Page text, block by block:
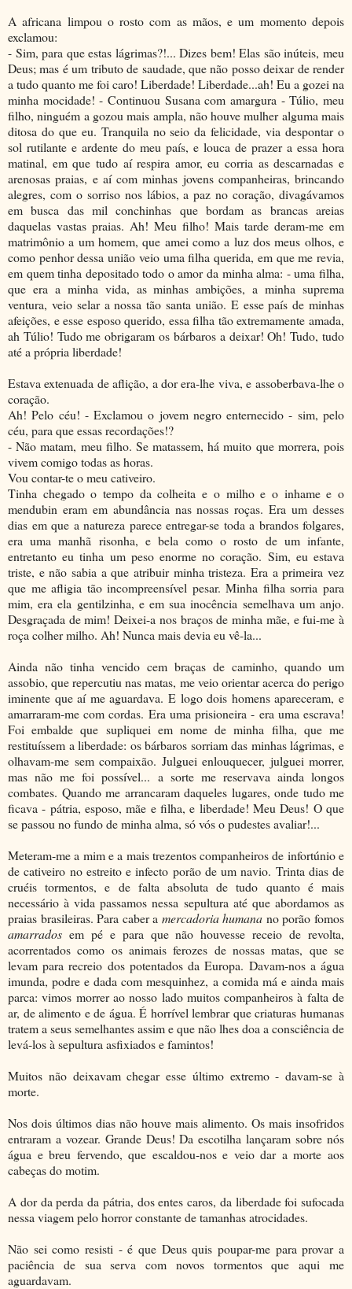
A africana limpou o rosto com as mãos, e um momento depois
exclamou:
- Sim, para que estas lágrimas?!... Dizes bem! Elas são inúteis, meu
Deus; mas é um tributo de saudade, que não posso deixar de render
a tudo quanto me foi caro! Liberdade! Liberdade...ah! Eu a gozei na
minha mocidade! - Continuou Susana com amargura - Túlio, meu
filho, ninguém a gozou mais ampla, não houve mulher alguma mais
ditosa do que eu. Tranquila no seio da felicidade, via despontar o
sol rutilante e ardente do meu país, e louca de prazer a essa hora
matinal, em que tudo aí respira amor, eu corria as descarnadas e
arenosas praias, e aí com minhas jovens companheiras, brincando
alegres, com o sorriso nos lábios, a paz no coração, divagávamos
em busca das mil conchinhas que bordam as brancas areias
daquelas vastas praias. Ah! Meu filho! Mais tarde deram-me em
matrimônio a um homem, que amei como a luz dos meus olhos, e
como penhor dessa união veio uma filha querida, em que me revia,
em quem tinha depositado todo o amor da minha alma: - uma filha,
que era a minha vida, as minhas ambições, a minha suprema
ventura, veio selar a nossa tão santa união. E esse país de minhas
afeições, e esse esposo querido, essa filha tão extremamente amada,
ah Túlio! Tudo me obrigaram os bárbaros a deixar! Oh! Tudo, tudo
até a própria liberdade!
Estava extenuada de aflição, a dor era-lhe viva, e assoberbava-lhe o
coração.
Ah! Pelo céu! - Exclamou o jovem negro enternecido - sim, pelo
céu, para que essas recordações!?
- Não matam, meu filho. Se matassem, há muito que morrera, pois
vivem comigo todas as horas.
Vou contar-te o meu cativeiro.
Tinha chegado o tempo da colheita e o milho e o inhame e o
mendubin eram em abundância nas nossas roças. Era um desses
dias em que a natureza parece entregar-se toda a brandos folgares,
era uma manhã risonha, e bela como o rosto de um infante,
entretanto eu tinha um peso enorme no coração. Sim, eu estava
triste, e não sabia a que atribuir minha tristeza. Era a primeira vez
que me afligia tão incompreensível pesar. Minha filha sorria para
mim, era ela gentilzinha, e em sua inocência semelhava um anjo.
Desgraçada de mim! Deixei-a nos braços de minha mãe, e fui-me à
roça colher milho. Ah! Nunca mais devia eu vê-la...
Ainda não tinha vencido cem braças de caminho, quando um
assobio, que repercutiu nas matas, me veio orientar acerca do perigo
iminente que aí me aguardava. E logo dois homens apareceram, e
amarraram-me com cordas. Era uma prisioneira - era uma escrava!
Foi embalde que supliquei em nome de minha filha, que me
restituíssem a liberdade: os bárbaros sorriam das minhas lágrimas, e
olhavam-me sem compaixão. Julguei enlouquecer, julguei morrer,
mas não me foi possível... a sorte me reservava ainda longos
combates. Quando me arrancaram daqueles lugares, onde tudo me
ficava - pátria, esposo, mãe e filha, e liberdade! Meu Deus! O que
se passou no fundo de minha alma, só vós o pudestes avaliar!...
Meteram-me a mim e a mais trezentos companheiros de infortúnio e
de cativeiro no estreito e infecto porão de um navio. Trinta dias de
cruéis tormentos, e de falta absoluta de tudo quanto é mais
necessário à vida passamos nessa sepultura até que abordamos as
praias brasileiras. Para caber a mercadoria humana no porão fomos
amarrados em pé e para que não houvesse receio de revolta,
acorrentados como os animais ferozes de nossas matas, que se
levam para recreio dos potentados da Europa. Davam-nos a água
imunda, podre e dada com mesquinhez, a comida má e ainda mais
parca: vimos morrer ao nosso lado muitos companheiros à falta de
ar, de alimento e de água. É horrível lembrar que criaturas humanas
tratem a seus semelhantes assim e que não lhes doa a consciência de
levá-los à sepultura asfixiados e famintos!
Muitos não deixavam chegar esse último extremo - davam-se à
morte.
Nos dois últimos dias não houve mais alimento. Os mais insofridos
entraram a vozear. Grande Deus! Da escotilha lançaram sobre nós
água e breu fervendo, que escaldou-nos e veio dar a morte aos
cabeças do motim.
A dor da perda da pátria, dos entes caros, da liberdade foi sufocada
nessa viagem pelo horror constante de tamanhas atrocidades.
Não sei como resisti - é que Deus quis poupar-me para provar a
paciência de sua serva com novos tormentos que aqui me
aguardavam.